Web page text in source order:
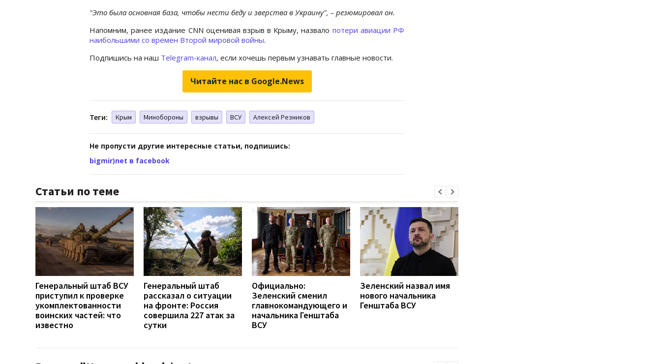
"Это была основная база, чтобы нести беду и зверства в Украину", – резюмировал он.
Напомним, ранее издание CNN оценивая взрыв в Крыму, назвало потери авиации РФ
наибольшими со времен Второй мировой войны.
Подпишись на наш Telegram-канал, если хочешь первым узнавать главные новости.
Читайте нас в Google.News
Теги: Крым Минобороны взрывы ВСУ Алексей Резников
Не пропусти другие интересные статьи, подпишись:
bigmir)net в facebook
Статьи по теме
Генеральный штаб ВСУ
приступил к проверке
укомплектованности
воинских частей: что
известно
Генеральный штаб
рассказал о ситуации
на фронте: Россия
совершила 227 атак за
сутки
Официально:
Зеленский сменил
главнокомандующего и
начальника Генштаба
ВСУ
Зеленский назвал имя
нового начальника
Генштаба ВСУ